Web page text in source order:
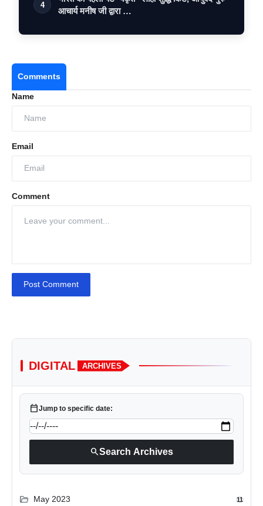
4
आचार्य मनीष जी द्वारा …
Comments
Name
Email
Comment
Post Comment
DIGITAL ARCHIVES
calendar_todayJump to specific date:
searchSearch Archives
folder_open May 2023 11